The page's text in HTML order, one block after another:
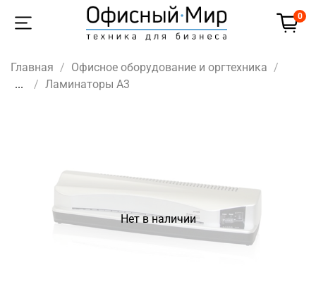
0
Главная
Офисное оборудование и оргтехника
...
Ламинаторы A3
Нет в наличии